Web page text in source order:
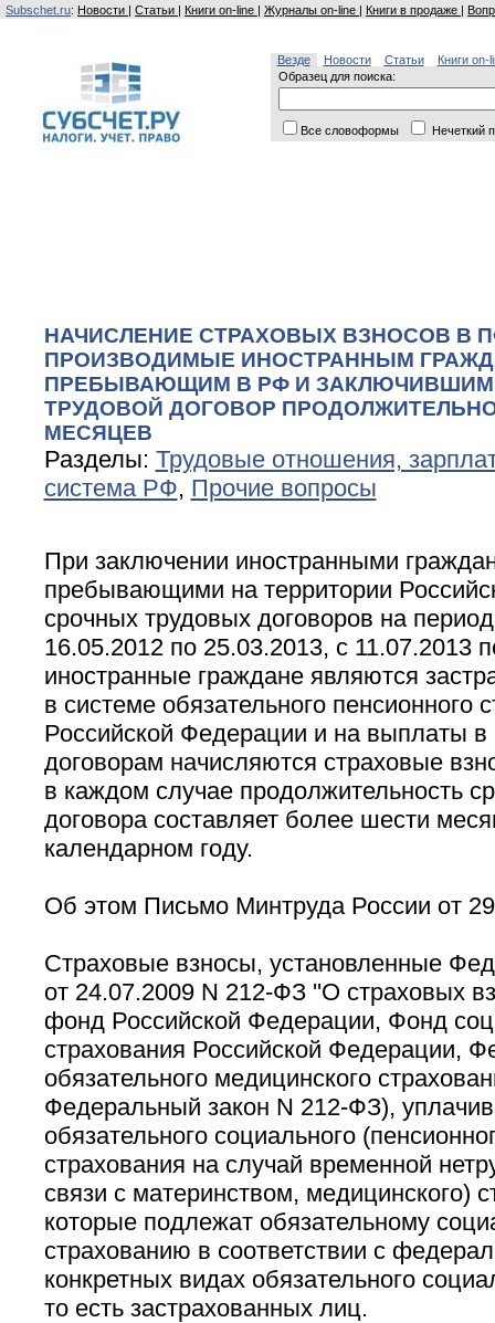
Subschet.ru: Новости | Статьи | Книги on-line | Журналы on-line | Книги в продаже |
Везде Новости Статьи
Книги on-
Образец для поиска:
Все словоформы Нечеткий
НАЧИСЛЕНИЕ СТРАХОВЫХ ВЗНОСОВ В
ПРОИЗВОДИМЫЕ ИНОСТРАННЫМ
ПРЕБЫВАЮЩИМ В РФ И
ТРУДОВОЙ ДОГОВОР
МЕСЯЦЕВ
Разделы: Трудовые отношения,
система РФ, Прочие вопросы
При заключении иностранными
пребывающими на территории
срочных трудовых договоров на
16.05.2012 по 25.03.2013, с 11.07.2013
иностранные граждане являются
в системе обязательного пенсионного
Российской Федерации и на выплаты в
договорам начисляются страховые
в каждом случае продолжительность
договора составляет более шести
календарном году.
Об этом Письмо Минтруда России от
Страховые взносы, установленные
от 24.07.2009 N 212-ФЗ ''О страховых
фонд Российской Федерации, Фонд
страхования Российской Федерации,
обязательного медицинского
Федеральный закон N 212-ФЗ),
обязательного социального
страхования на случай временной
связи с материнством, медицинского)
которые подлежат обязательному
страхованию в соответствии с
конкретных видах обязательного
то есть застрахованных лиц.